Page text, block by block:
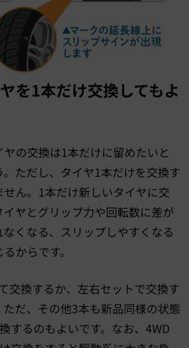
を1本だけ交換してもよ
の交換は1本だけに留めたいと
ただし、タイヤ1本だけを交換す
ん。1本だけ新しいタイヤに交
ヤとグリップ力や回転数に差が
くなる、スリップしやすくなる
からです。
交換するか、左右セットで交換す
だ、その他3本も新品同様の状態
するのもよいです。なお、4WD